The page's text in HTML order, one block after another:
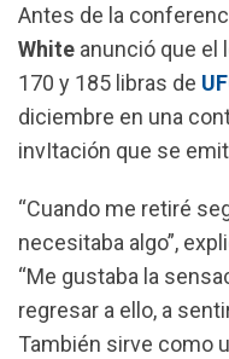
o
k
p
p
a
m
Antes de la
White anunció que el
170 y 185 libras de
diciembre en una
invItación que se
“Cuando me retiré
necesitaba algo”,
“Me gustaba la
regresar a ello, a
También sirve como